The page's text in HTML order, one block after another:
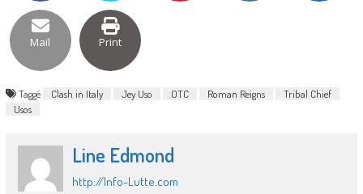
Mail Print
Taggé Clash in Italy Jey Uso OTC Roman Reigns
Tribal Chief
Usos
Line Edmond
http://Info-Lutte.com